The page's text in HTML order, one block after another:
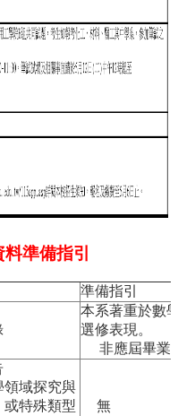
準備指引
準備指引
本系著重於數
選修表現。
非應屆畢業
領域探究與
或特殊類型
無